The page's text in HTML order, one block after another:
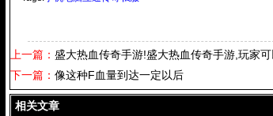
上一篇： 盛大热血传奇手游!盛大热血传奇手游,玩家
下一篇： 像这种F血量到达一定以后
相关文章